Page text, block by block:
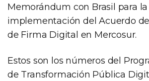
Memorándum con Brasil para la
implementación del Acuerdo
de Firma Digital en Mercosur.
Estos son los números del
de Transformación Pública